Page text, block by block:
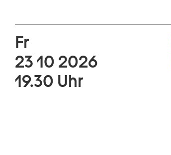
Fr
23 10 2026
19.30 Uhr